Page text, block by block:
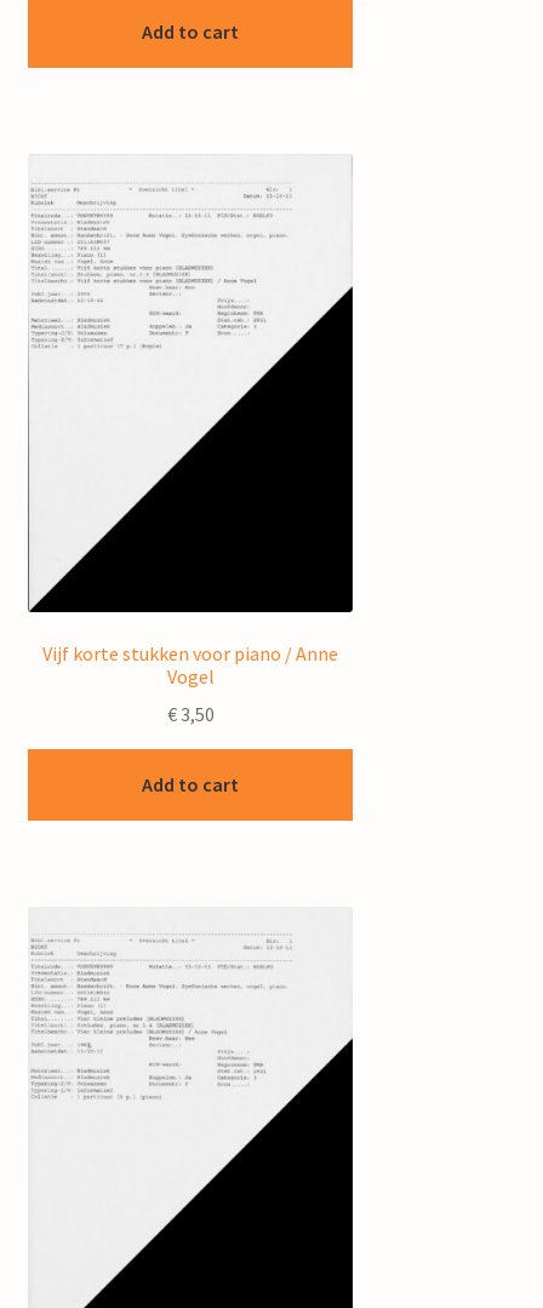
Add to cart
Vijf korte stukken voor piano / Anne
Vogel
€3,50
Add to cart